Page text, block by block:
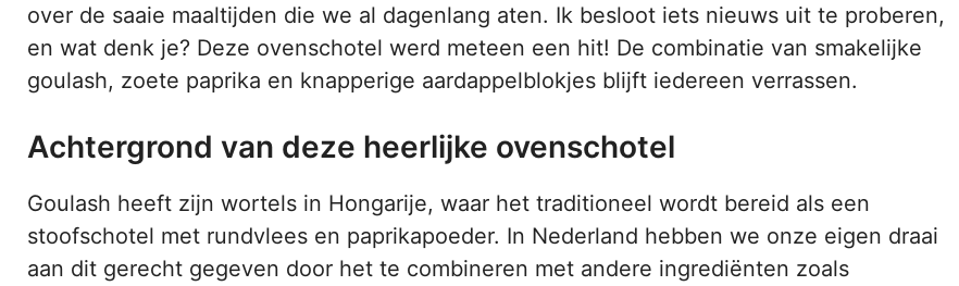
over de saaie maaltijden die we al dagenlang aten. Ik besloot iets nieuws uit te proberen,
en wat denk je? Deze ovenschotel werd meteen een hit! De combinatie van smakelijke
goulash, zoete paprika en knapperige aardappelblokjes blijft iedereen verrassen.
Achtergrond van deze heerlijke ovenschotel
Goulash heeft zijn wortels in Hongarije, waar het traditioneel wordt bereid als een
stoofschotel met rundvlees en paprikapoeder. In Nederland hebben we onze eigen draai
aan dit gerecht gegeven door het te combineren met andere ingrediënten zoals